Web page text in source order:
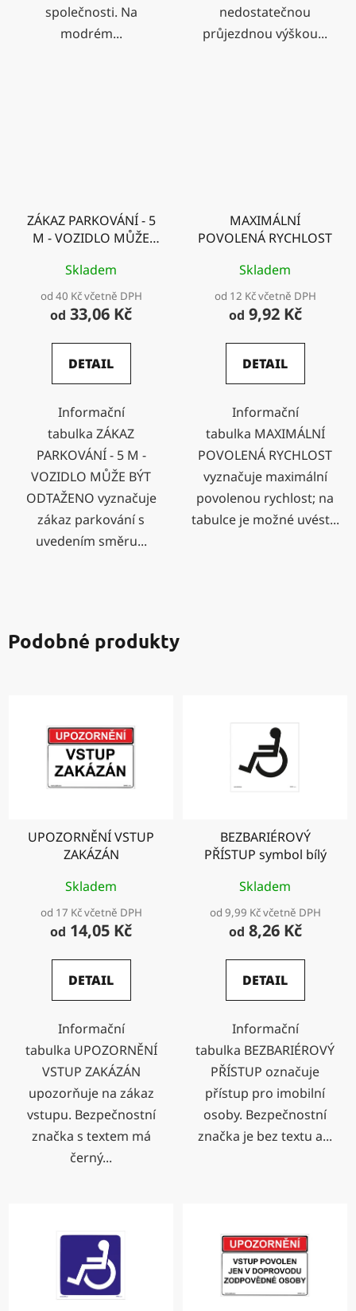
společnosti. Na
modrém...
nedostatečnou
průjezdnou výškou...
ZÁKAZ PARKOVÁNÍ - 5
M - VOZIDLO MŮŽE
Skladem
od 40 Kč včetně DPH
od 33,06 Kč
DETAIL
Informační
tabulka ZÁKAZ
PARKOVÁNÍ - 5 M -
VOZIDLO MŮŽE BÝT
ODTAŽENO vyznačuje
zákaz parkování s
uvedením směru...
MAXIMÁLNÍ
POVOLENÁ RYCHLOST
Skladem
od 12 Kč včetně DPH
od 9,92 Kč
DETAIL
Informační
tabulka MAXIMÁLNÍ
POVOLENÁ RYCHLOST
vyznačuje maximální
povolenou rychlost; na
tabulce je možné uvést...
Podobné produkty
UPOZORNĚNÍ VSTUP
ZAKÁZÁN
Skladem
od 17 Kč včetně DPH
od 14,05 Kč
DETAIL
Informační
tabulka UPOZORNĚNÍ
VSTUP ZAKÁZÁN
upozorňuje na zákaz
vstupu. Bezpečnostní
značka s textem má
černý...
BEZBARIÉROVÝ
PŘÍSTUP symbol bílý
Skladem
od 9,99 Kč včetně DPH
od 8,26 Kč
DETAIL
Informační
tabulka BEZBARIÉROVÝ
PŘÍSTUP označuje
přístup pro imobilní
osoby. Bezpečnostní
značka je bez textu a...